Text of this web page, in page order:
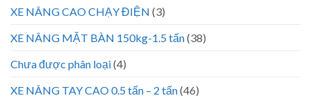
XE NÂNG CAO CHẠY ĐIỆN (3)
XE NÂNG MẶT BÀN 150kg-1.5 tấn(38)
Chưa được phân loại(4)
XE NÂNG TAY CAO 0.5 tấn – 2 tấn(46)